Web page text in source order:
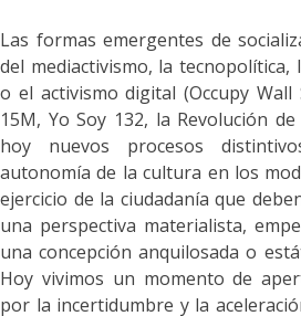
Las formas emergentes de
del mediactivismo, la
o el activismo digital (Occupy
15M, Yo Soy 132, la Revolución
hoy nuevos procesos
autonomía de la cultura en los
ejercicio de la ciudadanía que
una perspectiva materialista,
una concepción anquilosada o
Hoy vivimos un momento de
por la incertidumbre y la